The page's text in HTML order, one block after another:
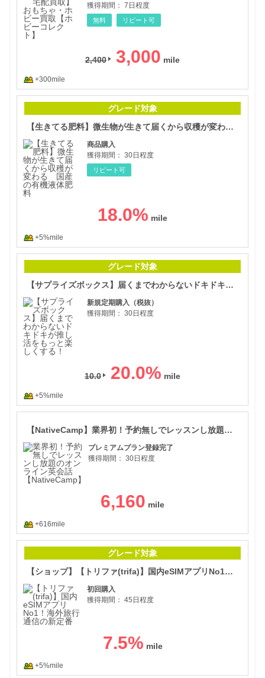
獲得期間： 7日程度
無料 リピート可
2,400 3,000
+300mile
グレード対象
【生きてる肥料】微生物が生きて届くから収穫が変わる 国産の有機液体肥料
商品購入
獲得期間： 30日程度
リピート可
18.0%
+5%mile
グレード対象
【サプライズボックス】届くまでわからないドキドキが推し活をもっと楽しくする！
新規定期購入（税抜）
獲得期間： 30日程度
10.0 20.0%
+5%mile
【NativeCamp】業界初！予約無しでレッスンし放題のオンライン英会話
プレミアムプラン登録完了
獲得期間： 30日程度
6,160
+616mile
グレード対象
【ショップ】【トリファ(trifa)】国内eSIMアプリNo1！海外旅行通信の新定番
初回購入
獲得期間： 45日程度
7.5%
+5%mile